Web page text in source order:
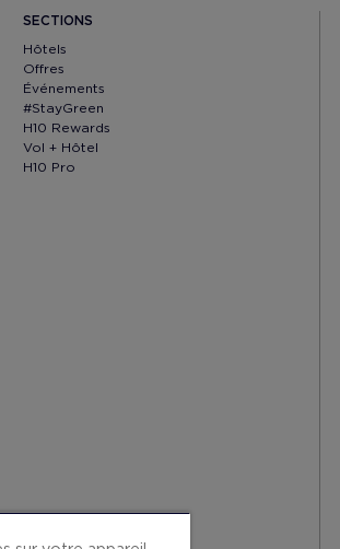
SECTIONS
Hôtels
Offres
Événements
#StayGreen
H10 Rewards
Vol + Hôtel
H10 Pro